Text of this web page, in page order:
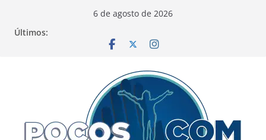
6 de agosto de 2026
Últimos: